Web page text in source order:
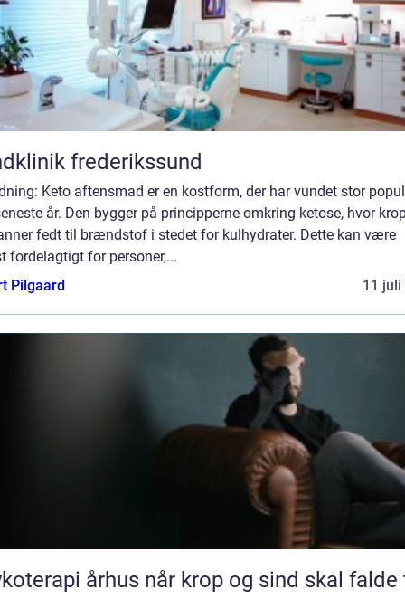
frederikssund
Keto aftensmad er en kostform, der har vundet stor
år. Den bygger på principperne omkring ketose, hvor
fedt til brændstof i stedet for kulhydrater. Dette kan være
fordelagtigt for personer,...
Pilgaard
11 juli
århus når krop og sind skal falde til